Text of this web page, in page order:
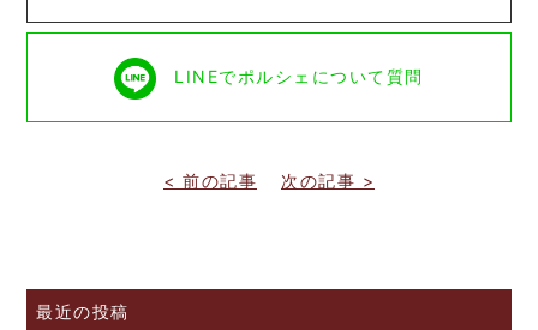
LINEでポルシェについて質問
< 前の記事 次の記事 >
最近の投稿